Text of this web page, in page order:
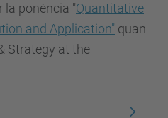
la ponència "Quantitative
and Application" quan
Strategy at the